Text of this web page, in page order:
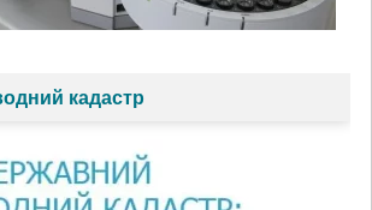
кадастр